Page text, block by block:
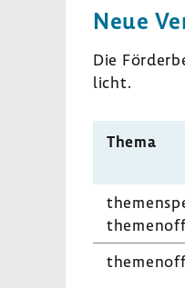
Neue
Die
licht.
Thema